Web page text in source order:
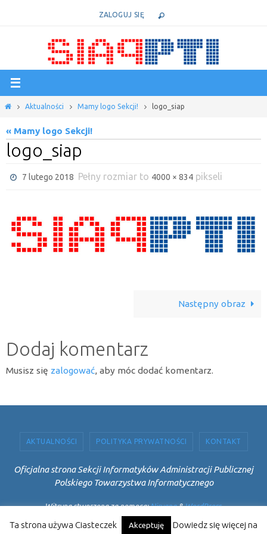
ZALOGUJ SIĘ
HomeAktualności Mamy logo Sekcji! logo_siap
« Mamy logo Sekcji!
logo_siap
7 lutego 2018 Pełny rozmiar to 4000 × 834 pikseli
Następny obraz
Dodaj komentarz
Musisz się zalogować, aby móc dodać komentarz.
AKTUALNOŚCI POLITYKA PRYWATNOŚCI KONTAKT
Oficjalna strona Sekcji Informatyków Administracji Publicznej
Polskiego Towarzystwa Informatycznego
Witryna stworzona za pomocą:Nirvana&WordPress.
Ta strona używa Ciasteczek Akceptuję Dowiedz się więcej na